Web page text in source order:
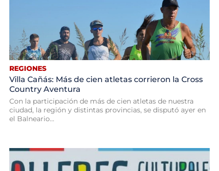
REGIONES
Villa Cañás: Más de cien atletas corrieron la Cross
Country Aventura
Con la participación de más de cien atletas de nuestra
ciudad, la región y distintas provincias, se disputó ayer en
el Balneario...